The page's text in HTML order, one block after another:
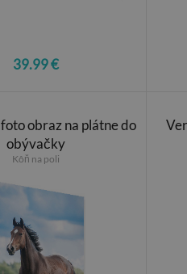
39.99 €
obraz na plátne do
obývačky
Kôň na poli